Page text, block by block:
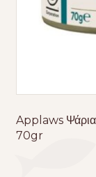
Applaws
70gr